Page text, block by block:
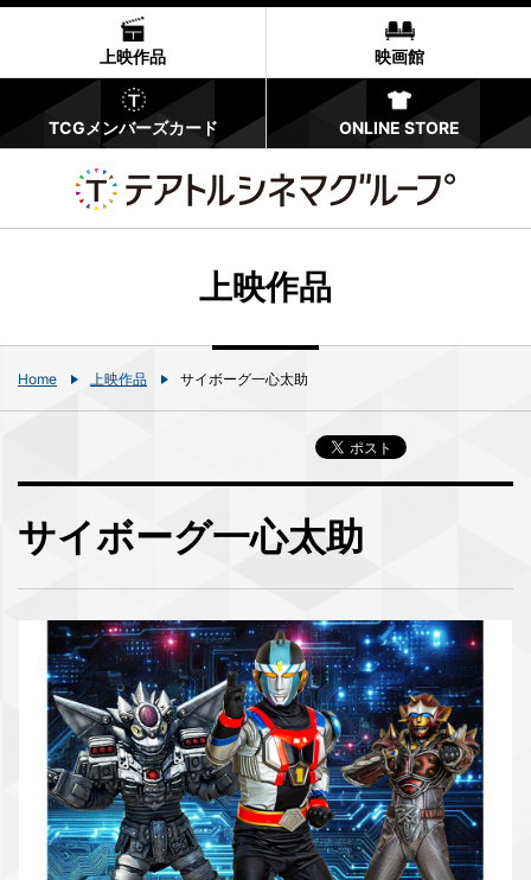
上映作品 映画館
TCGメンバーズカード ONLINE STORE
上映作品
Home 上映作品 サイボーグ一心太助
サイボーグ一心太助